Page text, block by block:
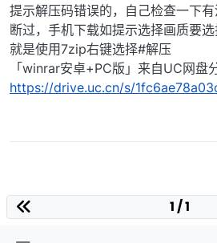
提示解压码错误的，自己检查一下
断过，手机下载如提示选择画质要
就是使用7zip右键选择#解压
「winrar安卓+PC版」来自UC网盘
https://drive.uc.cn/s/
1 / 1